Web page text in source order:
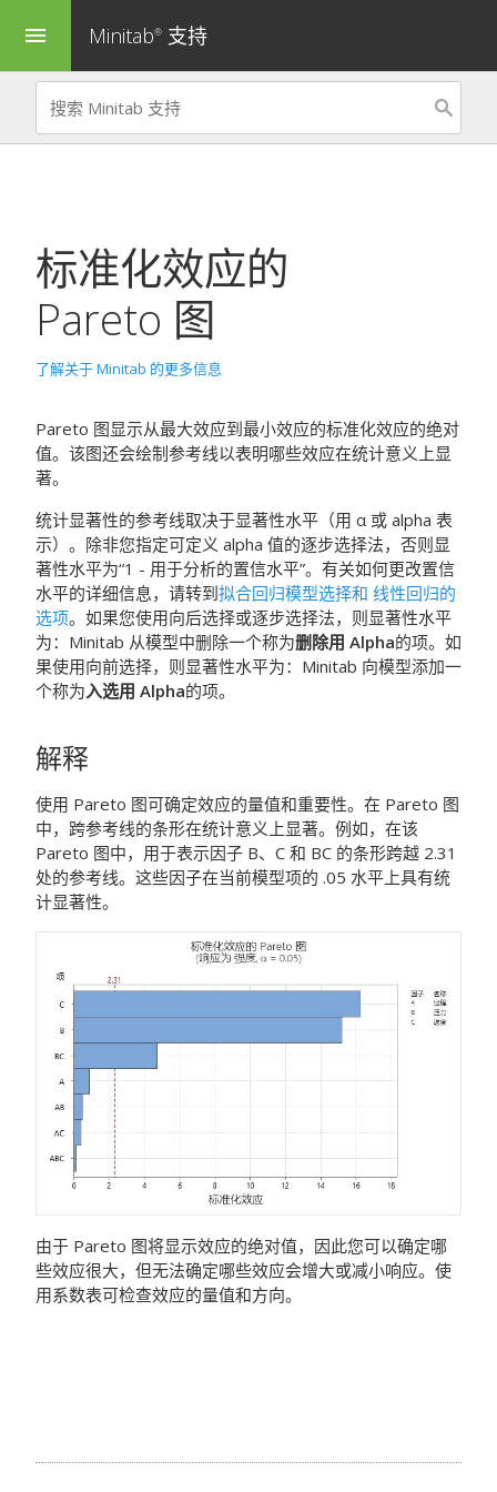
menu Minitab® 支持
标准化效应的
Pareto 图
了解关于 Minitab 的更多信息
Pareto 图显示从最大效应到最小效应的标准化效应的绝对
值。该图还会绘制参考线以表明哪些效应在统计意义上显
著。
统计显著性的参考线取决于显著性水平（用 α 或 alpha 表
示）。除非您指定可定义 alpha 值的逐步选择法，否则显
著性水平为“1 - 用于分析的置信水平”。有关如何更改置信
水平的详细信息，请转到拟合回归模型选择和 线性回归的
选项。如果您使用向后选择或逐步选择法，则显著性水平
为：Minitab 从模型中删除一个称为删除用 Alpha的项。如
果使用向前选择，则显著性水平为：Minitab 向模型添加一
个称为入选用 Alpha的项。
解释
使用 Pareto 图可确定效应的量值和重要性。在 Pareto 图
中，跨参考线的条形在统计意义上显著。例如，在该
Pareto 图中，用于表示因子 B、C 和 BC 的条形跨越 2.31
处的参考线。这些因子在当前模型项的 .05 水平上具有统
计显著性。
由于 Pareto 图将显示效应的绝对值，因此您可以确定哪
些效应很大，但无法确定哪些效应会增大或减小响应。使
用系数表可检查效应的量值和方向。